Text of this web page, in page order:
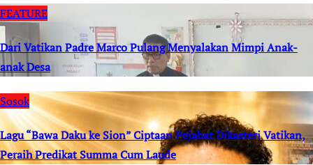
FEATURE
Dari Vatikan Padre Marco Pulang Menyalakan Mimpi Anak-
anak Desa
Sosok
Lagu “Bawa Daku ke Sion” Ciptaan Pejabat Dikasteri Vatikan,
Peraih Predikat Summa Cum Laude